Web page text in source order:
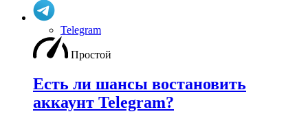
Telegram
Простой
Есть ли шансы востановить
аккаунт Telegram?